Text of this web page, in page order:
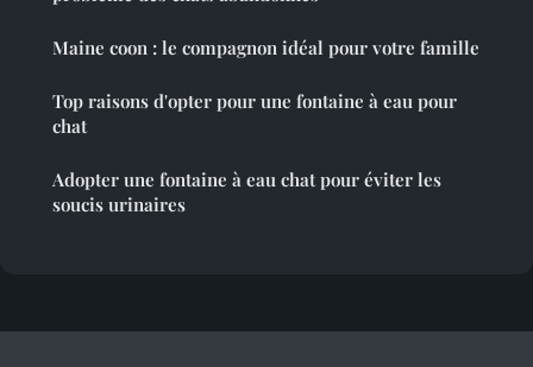
Maine coon : le compagnon idéal pour votre famille
Top raisons d'opter pour une fontaine à eau pour
chat
Adopter une fontaine à eau chat pour éviter les
soucis urinaires